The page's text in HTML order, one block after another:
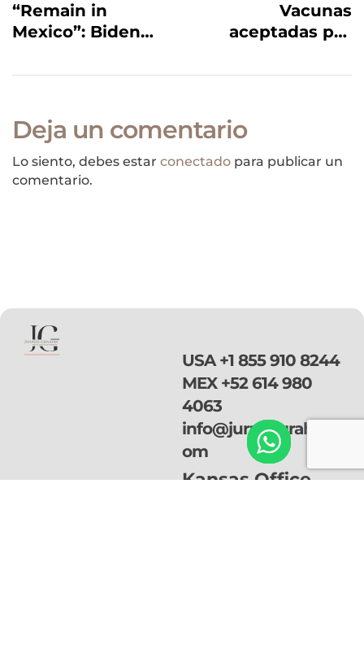
“Remain in
Mexico”: Biden
implementar
Trump
Vacunas
aceptadas por
para viajar
Deja un comentario
Lo siento, debes estar conectado para publicar un
comentario.
USA+1 855 910 8244
MEX +52 614 980
4063
info@juradograham.c
om
Kansas Office